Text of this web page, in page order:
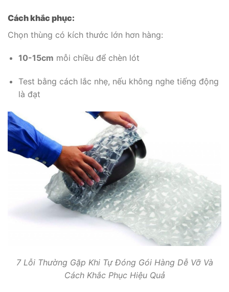
Cách khắc phục:
Chọn thùng có kích thước lớn hơn hàng:
10-15cm mỗi chiều để chèn lót
Test bằng cách lắc nhẹ, nếu không nghe tiếng động
là đạt
7 Lỗi Thường Gặp Khi Tự Đóng Gói Hàng Dễ Vỡ Và
Cách Khắc Phục Hiệu Quả